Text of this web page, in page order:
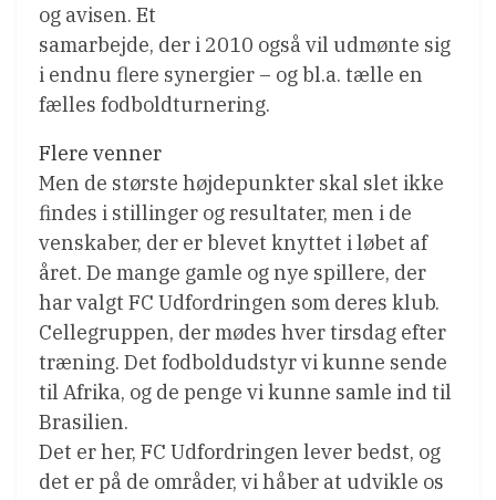
og avisen. Et
samarbejde, der i 2010 også vil udmønte sig
i endnu flere synergier – og bl.a. tælle en
fælles fodboldturnering.
Flere venner
Men de største højdepunkter skal slet ikke
findes i stillinger og resultater, men i de
venskaber, der er blevet knyttet i løbet af
året. De mange gamle og nye spillere, der
har valgt FC Udfordringen som deres klub.
Cellegruppen, der mødes hver tirsdag efter
træning. Det fodboldudstyr vi kunne sende
til Afrika, og de penge vi kunne samle ind til
Brasilien.
Det er her, FC Udfordringen lever bedst, og
det er på de områder, vi håber at udvikle os